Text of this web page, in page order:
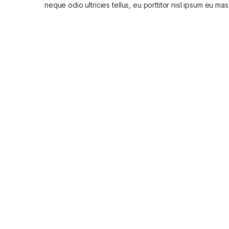
neque odio ultricies tellus, eu porttitor nisl ipsum eu